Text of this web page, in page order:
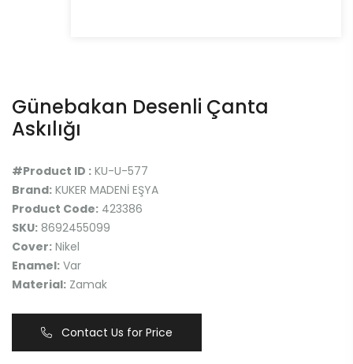
Günebakan Desenli Çanta
Askılığı
#Product ID : KU-U-577
Brand: KUKER MADENİ EŞYA
Product Code: 423386
SKU: 8692455099
Cover: Nikel
Enamel: Var
Material: Zamak
Contact Us for Price